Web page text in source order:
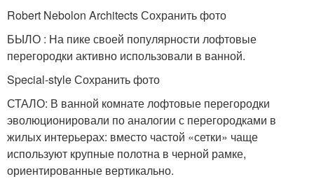
Robert Nebolon Architects Сохранить фото
БЫЛО : На пике своей популярности лофтовые
перегородки активно использовали в ванной.
Special-style Сохранить фото
СТАЛО: В ванной комнате лофтовые перегородки
эволюционировали по аналогии с перегородками в
жилых интерьерах: вместо частой «сетки» чаще
используют крупные полотна в черной рамке,
ориентированные вертикально.